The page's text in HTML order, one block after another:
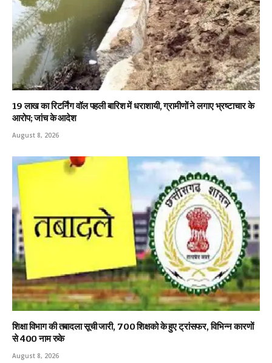
19 लाख का रिटर्निंग वॉल पहली बारिश में धराशायी, ग्रामीणों ने लगाए भ्रष्टाचार के
आरोप; जांच के आदेश
August 8, 2026
शिक्षा विभाग की तबादला सूची जारी, 700 शिक्षको के हुए ट्रांसफर, विभिन्न कारणों
से 400 नाम रुके
August 8, 2026